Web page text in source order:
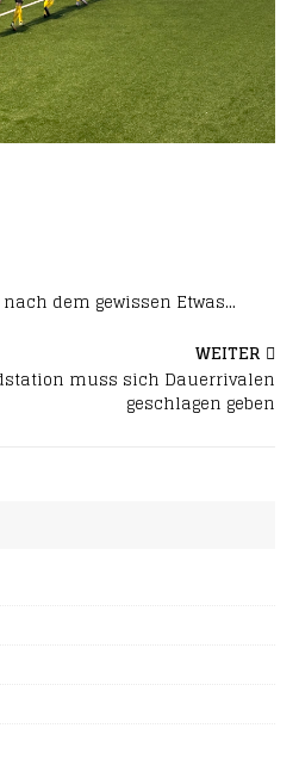
dem gewissen Etwas…
WEITER
muss sich Dauerrivalen
geschlagen geben